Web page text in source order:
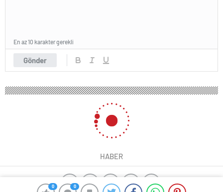
0 0
Gönder
En az 10 karakter gerekli
HABER